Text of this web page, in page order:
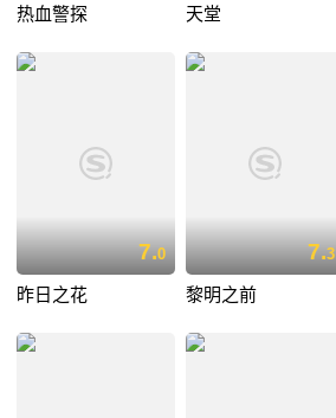
热血警探 天堂
7.0
昨日之花
7.3
黎明之前